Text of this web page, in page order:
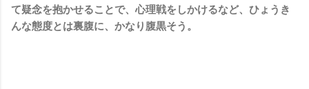
て疑念を抱かせることで、心理戦をしかけるなど、ひょうき
んな態度とは裏腹に、かなり腹黒そう。